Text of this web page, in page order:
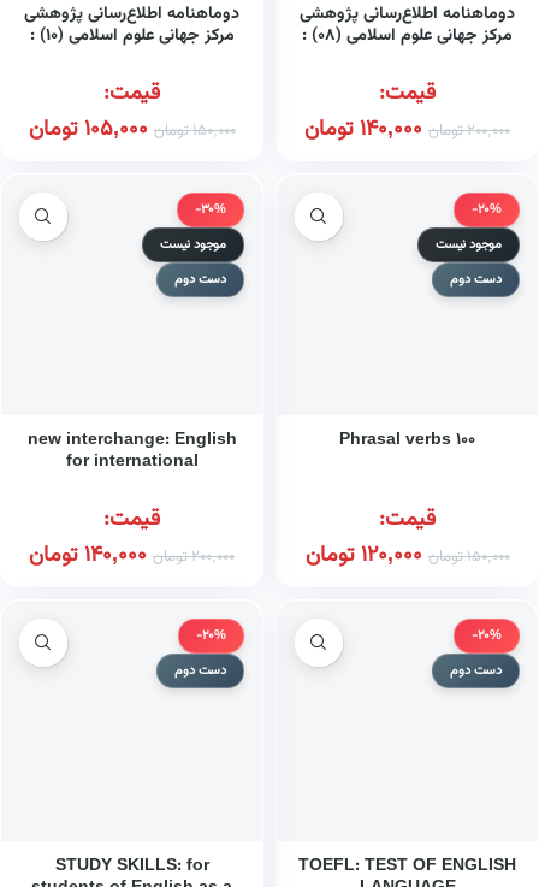
دوماهنامه اطلاع‌رسانی پژوهشی
مرکز جهانی علوم اسلامی (۰۸) :
قیمت:
200,000تومان 140,000تومان
دوماهنامه اطلاع‌رسانی پژوهشی
مرکز جهانی علوم اسلامی (۱۰) :
قیمت:
150,000تومان 105,000تومان
-20%
موجود نیست
دست دوم
۱۰۰ Phrasal verbs
قیمت:
150,000تومان 120,000تومان
-30%
موجود نیست
دست دوم
new interchange: English
for international
قیمت:
200,000تومان 140,000تومان
-20%
دست دوم
TOEFL: TEST OF ENGLISH
-20%
دست دوم
STUDY SKILLS: for